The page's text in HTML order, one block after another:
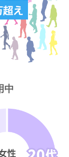
中